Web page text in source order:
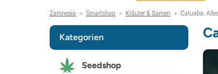
Zamnesia > Smartshop > Kräuter & Samen > Catuaba:
Kategorien
Seedshop